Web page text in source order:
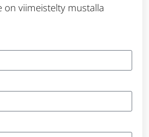
on viimeistelty mustalla